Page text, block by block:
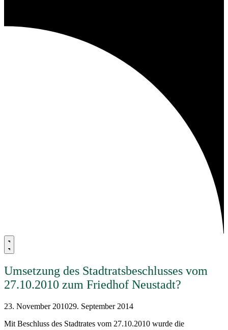
Umsetzung des Stadtratsbeschlusses vom
27.10.2010 zum Friedhof Neustadt?
23. November 201029. September 2014
Mit Beschluss des Stadtrates vom 27.10.2010 wurde die